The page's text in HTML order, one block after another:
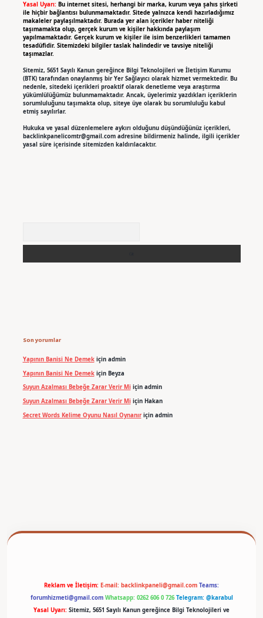
Yasal Uyarı: Bu internet sitesi, herhangi bir marka, kurum veya şahıs şirketi
ile hiçbir bağlantısı bulunmamaktadır. Sitede yalnızca kendi hazırladığımız
makaleler paylaşılmaktadır. Burada yer alan içerikler haber niteliği
taşımamakta olup, gerçek kurum ve kişiler hakkında paylaşım
yapılmamaktadır. Gerçek kurum ve kişiler ile isim benzerlikleri tamamen
tesadüfidir. Sitemizdeki bilgiler taslak halindedir ve tavsiye niteliği
taşımazlar.
Sitemiz, 5651 Sayılı Kanun gereğince Bilgi Teknolojileri ve İletişim Kurumu
(BTK) tarafından onaylanmış bir Yer Sağlayıcı olarak hizmet vermektedir. Bu
nedenle, sitedeki içerikleri proaktif olarak denetleme veya araştırma
yükümlülüğümüz bulunmamaktadır. Ancak, üyelerimiz yazdıkları içeriklerin
sorumluluğunu taşımakta olup, siteye üye olarak bu sorumluluğu kabul
etmiş sayılırlar.
Hukuka ve yasal düzenlemelere aykırı olduğunu düşündüğünüz içerikleri,
backlinkpanelicomtr@gmail.comadresine bildirmeniz halinde, ilgili içerikler
yasal süre içerisinde sitemizden kaldırılacaktır.
Son yorumlar
Yapının Banisi Ne Demekiçin admin
Yapının Banisi Ne Demekiçin Beyza
Suyun Azalması Bebeğe Zarar Verir Miiçin admin
Suyun Azalması Bebeğe Zarar Verir Miiçin Hakan
Secret Words Kelime Oyunu Nasıl Oynanıriçin admin
Reklam ve İletişim: E-mail: backlinkpaneli@gmail.com Teams:
forumhizmeti@gmail.com Whatsapp: 0262 606 0 726 Telegram: @karabul
Yasal Uyarı: Sitemiz, 5651 Sayılı Kanun gereğince Bilgi Teknolojileri ve